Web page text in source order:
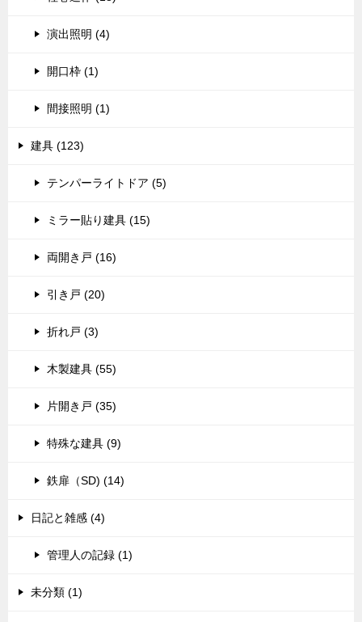
演出照明 (4)
開口枠 (1)
間接照明 (1)
建具 (123)
テンパーライトドア (5)
ミラー貼り建具 (15)
両開き戸 (16)
引き戸 (20)
折れ戸 (3)
木製建具 (55)
片開き戸 (35)
特殊な建具 (9)
鉄扉（SD) (14)
日記と雑感 (4)
管理人の記録 (1)
未分類 (1)